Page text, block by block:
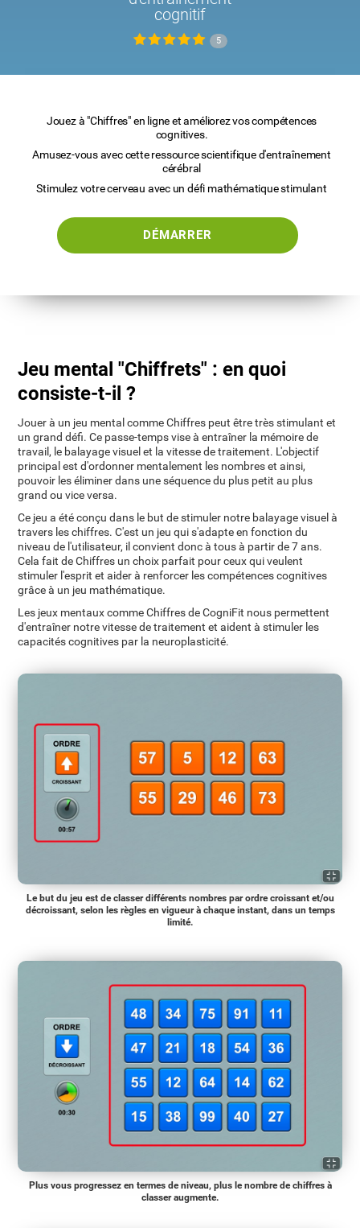
cognitif
5
Jouez à "Chiffres" en ligne et améliorez vos compétences
cognitives.
Amusez-vous avec cette ressource scientifique d'entraînement
cérébral
Stimulez votre cerveau avec un défi mathématique stimulant
DÉMARRER
Jeu mental "Chiffrets" : en quoi
consiste-t-il ?
Jouer à un jeu mental comme Chiffres peut être très stimulant et
un grand défi. Ce passe-temps vise à entraîner la mémoire de
travail, le balayage visuel et la vitesse de traitement. L'objectif
principal est d'ordonner mentalement les nombres et ainsi,
pouvoir les éliminer dans une séquence du plus petit au plus
grand ou vice versa.
Ce jeu a été conçu dans le but de stimuler notre balayage visuel à
travers les chiffres. C'est un jeu qui s'adapte en fonction du
niveau de l'utilisateur, il convient donc à tous à partir de 7 ans.
Cela fait de Chiffres un choix parfait pour ceux qui veulent
stimuler l'esprit et aider à renforcer les compétences cognitives
grâce à un jeu mathématique.
Les jeux mentaux comme Chiffres de CogniFit nous permettent
d'entraîner notre vitesse de traitement et aident à stimuler les
capacités cognitives par la neuroplasticité.
Le but du jeu est de classer différents nombres par ordre croissant et/ou
décroissant, selon les règles en vigueur à chaque instant, dans un temps
limité.
Plus vous progressez en termes de niveau, plus le nombre de chiffres à
classer augmente.